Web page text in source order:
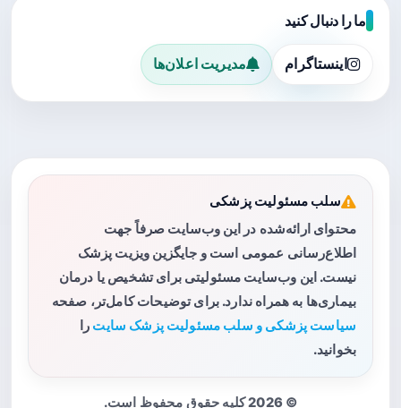
ما را دنبال کنید
اینستاگرام مدیریت اعلان‌ها
سلب مسئولیت پزشکی
محتوای ارائه‌شده در این وب‌سایت صرفاً جهت
اطلاع‌رسانی عمومی است و جایگزین ویزیت پزشک
نیست. این وب‌سایت مسئولیتی برای تشخیص یا درمان
بیماری‌ها به همراه ندارد. برای توضیحات کامل‌تر، صفحه
سیاست پزشکی و سلب مسئولیت پزشک سایت را
بخوانید.
© 2026 کلیه حقوق محفوظ است.